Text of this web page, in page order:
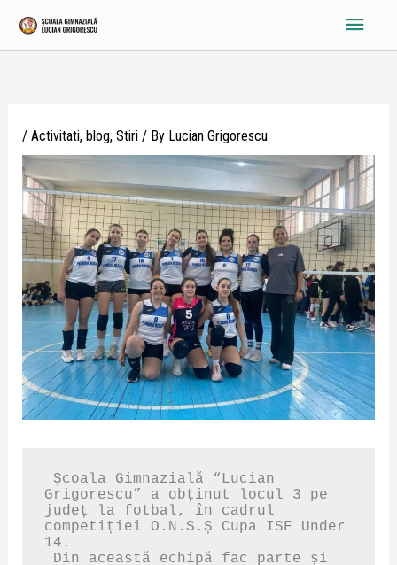
content
Main
/ Activitati, blog, Stiri/ By Lucian Grigorescu
Grigorescu” a obținut locul 3 pe
județ la fotbal, în cadrul
competiției O.N.S.Ș Cupa ISF Under
14.